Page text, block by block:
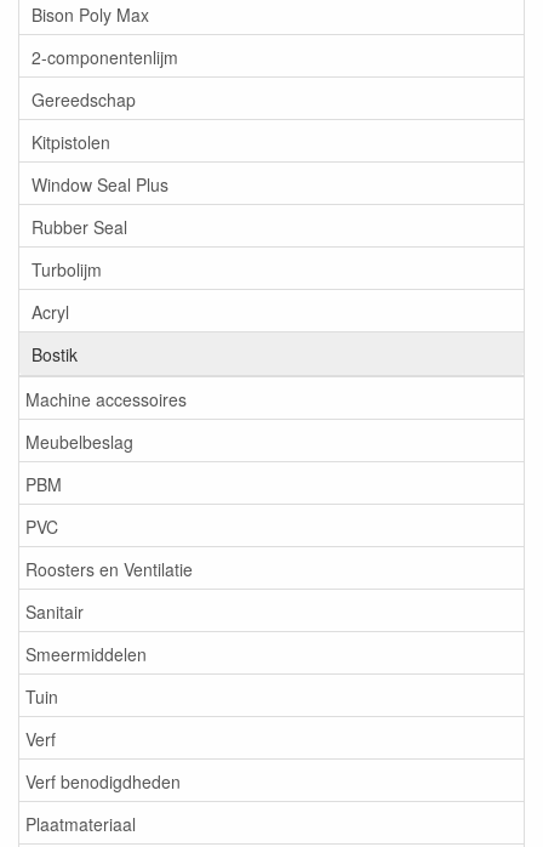
Bison Poly Max
2-componentenlijm
Gereedschap
Kitpistolen
Window Seal Plus
Rubber Seal
Turbolijm
Acryl
Bostik
Machine accessoires
Meubelbeslag
PBM
PVC
Roosters en Ventilatie
Sanitair
Smeermiddelen
Tuin
Verf
Verf benodigdheden
Plaatmateriaal